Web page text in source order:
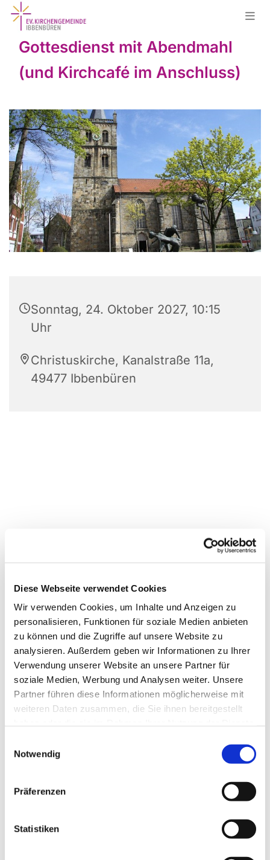
Diese Webseite verwendet Cookies
Wir verwenden Cookies, um Inhalte und Anzeigen zu
personalisieren, Funktionen für soziale Medien anbieten
zu können und die Zugriffe auf unsere Website zu
analysieren. Außerdem geben wir Informationen zu Ihrer
Verwendung unserer Website an unsere Partner für
soziale Medien, Werbung und Analysen weiter. Unsere
Partner führen diese Informationen möglicherweise mit
weiteren Daten zusammen, die Sie ihnen bereitgestellt
Notwendig
Präferenzen
Statistiken
Gottesdienst mit Abendmahl
(und Kirchcafé im Anschluss)
Sonntag, 24. Oktober 2027, 10:15
Uhr
Christuskirche, Kanalstraße 11a,
49477 Ibbenbüren
Dies könnte Sie auch
interessieren